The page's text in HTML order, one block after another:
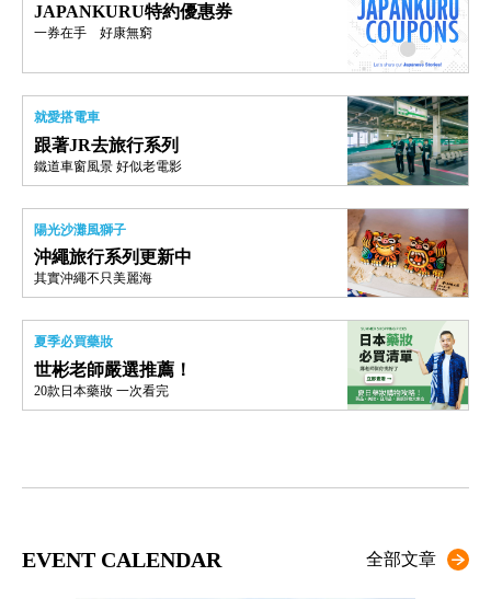
JAPANKURU特約優惠券
一券在手 好康無窮
就愛搭電車
跟著JR去旅行系列
鐵道車窗風景 好似老電影
陽光沙灘風獅子
沖繩旅行系列更新中
其實沖繩不只美麗海
夏季必買藥妝
世彬老師嚴選推薦！
20款日本藥妝 一次看完
EVENT CALENDAR 全部文章